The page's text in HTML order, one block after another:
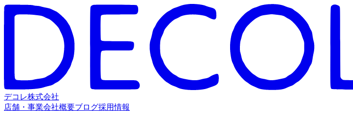
デコレ株式会社
店舗・事業会社概要ブログ採用情報